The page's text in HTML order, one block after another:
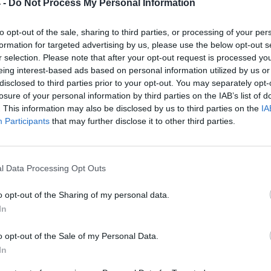
- Do Not Process My Personal Information
opt-out of the sale, sharing to third parties, or processing of your
for targeted advertising by us, please use the below opt-out
selection. Please note that after your opt-out request is processed
interest-based ads based on personal information utilized by us
to third parties prior to your opt-out. You may separately
of your personal information by third parties on the IAB’s list of
This information may also be disclosed by us to third parties on the
Participants that may further disclose it to other third parties.
Data Processing Opt Outs
opt-out of the Sharing of my personal data.
opt-out of the Sale of my Personal Data.
2.3 cm
20.5 cm
300 g
Czarno-czerwony
i instalacja elektryczna
#24-10 AWG, zgodność z kablami o średnicy
jest wagą minimalną i może różnić się w zależności od konfiguracji oraz
NetRack Enclosures Private Ltd.
Sy No 130, Machohalli Cross,